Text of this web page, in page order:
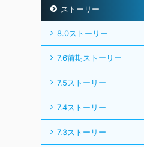
ストーリー
8.0ストーリー
7.6前期ストーリー
7.5ストーリー
7.4ストーリー
7.3ストーリー